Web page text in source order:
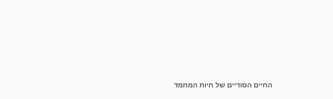
החיים הסודיים של חיות המחמד